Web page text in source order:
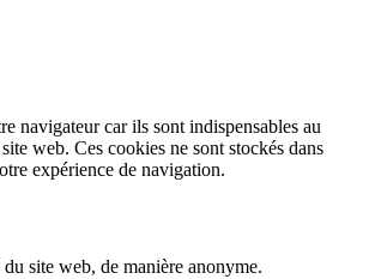
navigateur car ils sont indispensables au
web. Ces cookies ne sont stockés dans
expérience de navigation.
site web, de manière anonyme.